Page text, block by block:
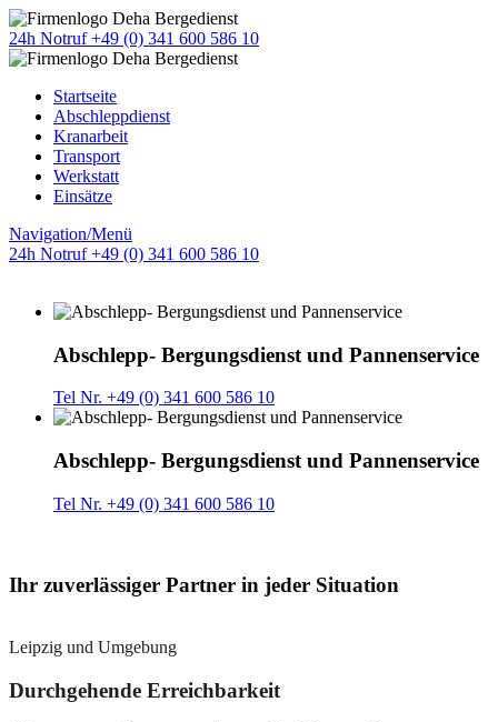
24h Notruf +49 (0) 341 600 586 10
Startseite
Abschleppdienst
Kranarbeit
Transport
Werkstatt
Einsätze
Navigation/Menü
24h Notruf +49 (0) 341 600 586 10
Abschlepp- Bergungsdienst und Pannenservice
Tel Nr. +49 (0) 341 600 586 10
Abschlepp- Bergungsdienst und Pannenservice
Tel Nr. +49 (0) 341 600 586 10
Ihr zuverlässiger Partner in jeder Situation
Leipzig und Umgebung
Durchgehende Erreichbarkeit